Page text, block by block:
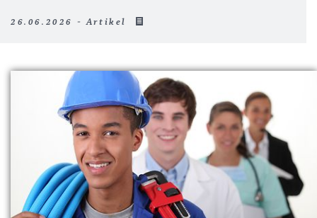
26.06.2026 - Artikel